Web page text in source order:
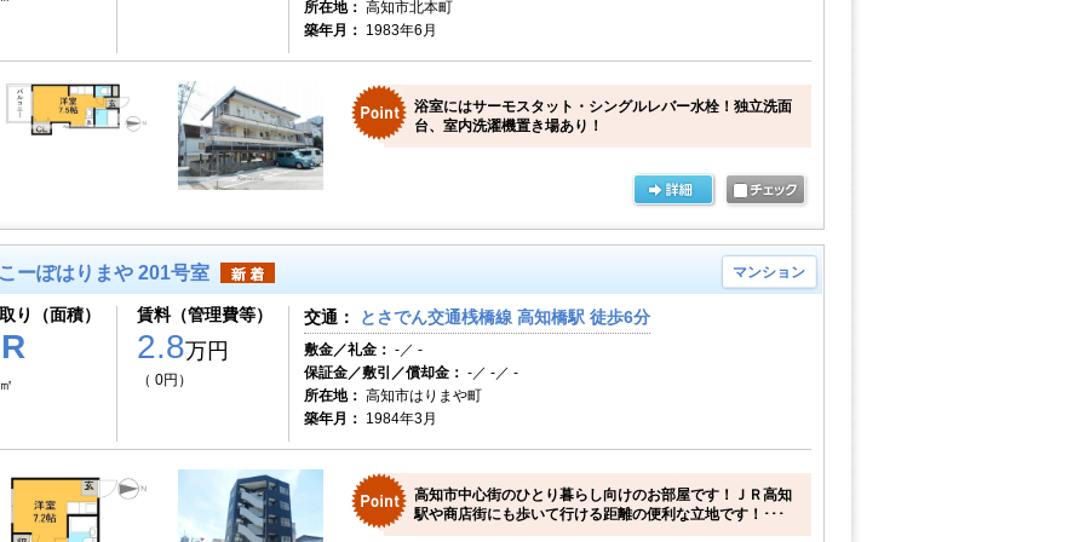
所在地： 高知市北本町
築年月： 1983年6月
浴室にはサーモスタット・シングルレバー水栓！独立洗面
台、室内洗濯機置き場あり！
ーぽはりまや 201号室 マンション
り（面積） 賃料（管理費等）
2.8万円
（ 0円）
交通： とさでん交通桟橋線 高知橋駅 徒歩6分
敷金／礼金： -／ -
保証金／敷引／償却金： -／ -／ -
所在地： 高知市はりまや町
築年月： 1984年3月
高知市中心街のひとり暮らし向けのお部屋です！ＪＲ高知
駅や商店街にも歩いて行ける距離の便利な立地です！･･･